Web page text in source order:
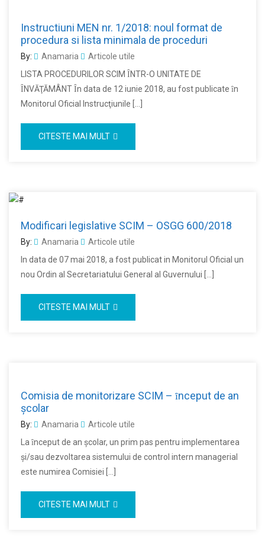
Instructiuni MEN nr. 1/2018: noul format de
procedura si lista minimala de proceduri
By: Anamaria
Articole utile
LISTA PROCEDURILOR SCIM ȊNTR-O UNITATE DE
ȊNVĂŢĂMÂNT Ȋn data de 12 iunie 2018, au fost publicate ȋn
Monitorul Oficial Instrucţiunile […]
CITESTE MAI MULT
Modificari legislative SCIM – OSGG 600/2018
By: Anamaria
Articole utile
In data de 07 mai 2018, a fost publicat in Monitorul Oficial un
nou Ordin al Secretariatului General al Guvernului […]
CITESTE MAI MULT
Comisia de monitorizare SCIM – ȋnceput de an
şcolar
By: Anamaria
Articole utile
La ȋnceput de an şcolar, un prim pas pentru implementarea
şi/sau dezvoltarea sistemului de control intern managerial
este numirea Comisiei […]
CITESTE MAI MULT